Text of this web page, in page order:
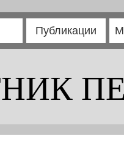
Публикации